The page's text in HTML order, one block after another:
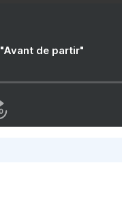
de partir"